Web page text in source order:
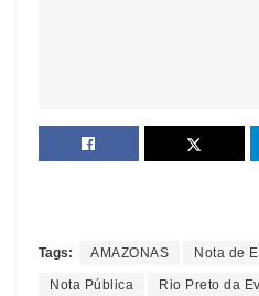
Tags: AMAZONAS Nota de
Nota Pública Rio Preto da